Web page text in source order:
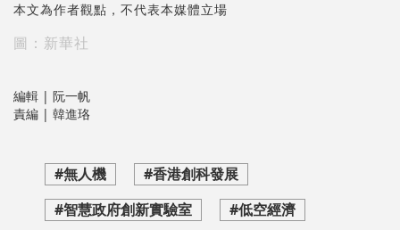
本文為作者觀點，不代表本媒體立場
圖：新華社
編輯 | 阮一帆
責編 | 韓進珞
#無人機
#香港創科發展
#智慧政府創新實驗室
#低空經濟